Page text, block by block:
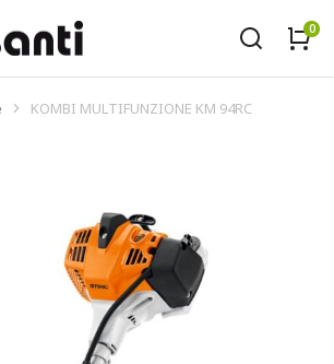
KOMBI MULTIFUNZIONE KM 94RC